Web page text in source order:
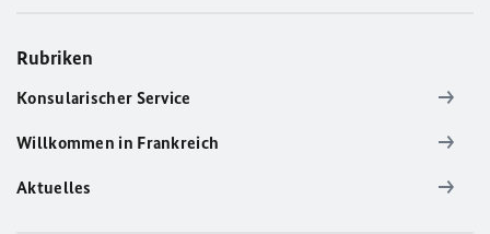
Rubriken
Konsularischer Service
Willkommen in Frankreich
Aktuelles